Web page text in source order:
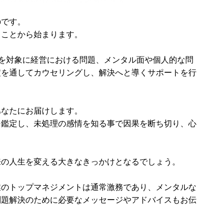
す。
とから始まります。
象に経営における問題、メンタル面や個人的な問
通してカウセリングし、解決へと導くサポートを行
たにお届けします。
定し、未処理の感情を知る事で因果を断ち切り、心
人生を変える大きなきっかけとなるでしょう。
トップマネジメントは通常激務であり、メンタルな
解決のために必要なメッセージやアドバイスもお伝